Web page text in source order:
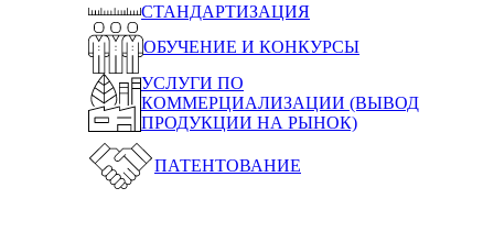
СТАНДАРТИЗАЦИЯ
ОБУЧЕНИЕ И КОНКУРСЫ
УСЛУГИ ПО
КОММЕРЦИАЛИЗАЦИИ (ВЫВОД
ПРОДУКЦИИ НА РЫНОК)
ПАТЕНТОВАНИЕ